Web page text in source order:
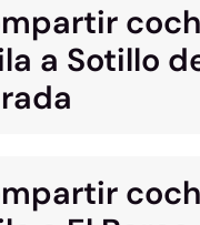
a Sotillo